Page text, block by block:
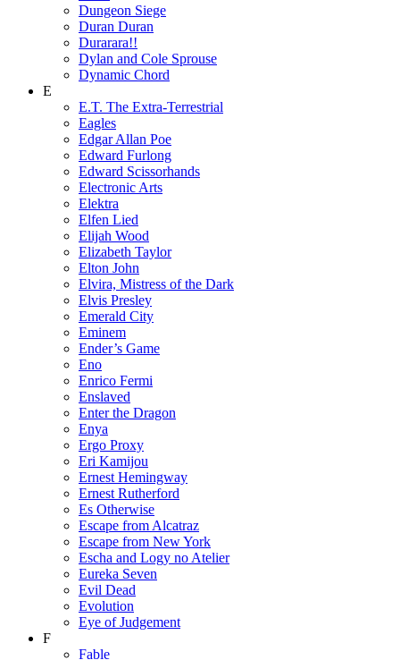
Dungeon Siege
Duran Duran
Durarara!!
Dylan and Cole Sprouse
Dynamic Chord
E
E.T. The Extra-Terrestrial
Eagles
Edgar Allan Poe
Edward Furlong
Edward Scissorhands
Electronic Arts
Elektra
Elfen Lied
Elijah Wood
Elizabeth Taylor
Elton John
Elvira, Mistress of the Dark
Elvis Presley
Emerald City
Eminem
Ender’s Game
Eno
Enrico Fermi
Enslaved
Enter the Dragon
Enya
Ergo Proxy
Eri Kamijou
Ernest Hemingway
Ernest Rutherford
Es Otherwise
Escape from Alcatraz
Escape from New York
Escha and Logy no Atelier
Eureka Seven
Evil Dead
Evolution
Eye of Judgement
F
Fable